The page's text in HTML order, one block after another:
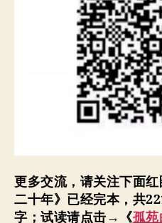
更多交流，请关注下面
二十年》已经完本，共
字；试读请点击→《孤